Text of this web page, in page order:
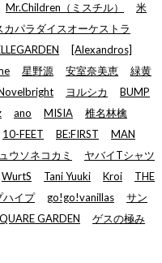
Mr.Children（ミスチル）
米
カパラダイスオーケストラ
[Alexandros]
星野源 安室奈美恵
緑黄
ヨルシカ
BUMP
ano MISIA
椎名林檎
10-FEET BE:FIRST
MAN
ウソネコカミ
ヤバイTシャツ
WurtS Tani Yuuki Kroi
THE
ハイプ go!go!vanillas
サン
GARDEN
ゲスの極み